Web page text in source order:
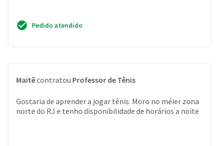
Pedido atendido
Maitêcontratou Professor de Tênis
Gostaria de aprender a jogar tênis. Moro no méier zona
norte do RJ e tenho disponibilidade de horários a noite